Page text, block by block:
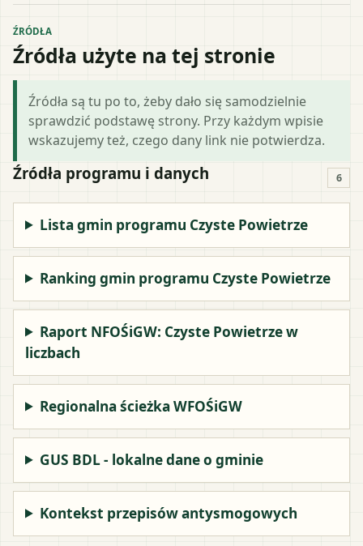
ŹRÓDŁA
Źródła użyte na tej stronie
Źródła są tu po to, żeby dało się samodzielnie
sprawdzić podstawę strony. Przy każdym wpisie
wskazujemy też, czego dany link nie potwierdza.
Źródła programu i danych 6
Lista gmin programu Czyste Powietrze
Ranking gmin programu Czyste Powietrze
Raport NFOŚiGW: Czyste Powietrze w
liczbach
Regionalna ścieżka WFOŚiGW
GUS BDL - lokalne dane o gminie
Kontekst przepisów antysmogowych